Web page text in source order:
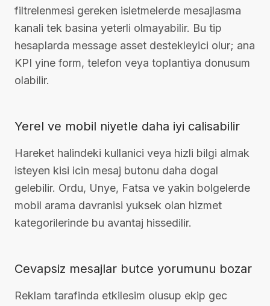
filtrelenmesi gereken isletmelerde mesajlasma
kanali tek basina yeterli olmayabilir. Bu tip
hesaplarda message asset destekleyici olur; ana
KPI yine form, telefon veya toplantiya donusum
olabilir.
Yerel ve mobil niyetle daha iyi calisabilir
Hareket halindeki kullanici veya hizli bilgi almak
isteyen kisi icin mesaj butonu daha dogal
gelebilir. Ordu, Unye, Fatsa ve yakin bolgelerde
mobil arama davranisi yuksek olan hizmet
kategorilerinde bu avantaj hissedilir.
Cevapsiz mesajlar butce yorumunu bozar
Reklam tarafinda etkilesim olusup ekip gec